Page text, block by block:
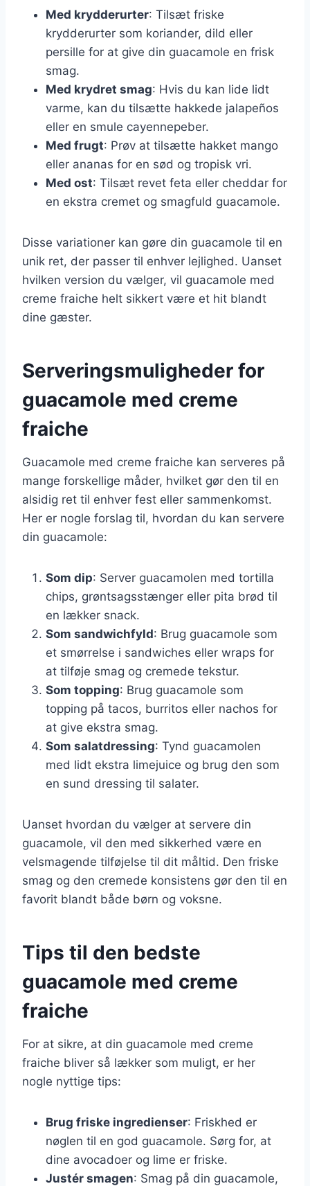
Med krydderurter: Tilsæt friske
krydderurter som koriander, dild eller
persille for at give din guacamole en frisk
smag.
Med krydret smag: Hvis du kan lide lidt
varme, kan du tilsætte hakkede jalapeños
eller en smule cayennepeber.
Med frugt: Prøv at tilsætte hakket mango
eller ananas for en sød og tropisk vri.
Med ost: Tilsæt revet feta eller cheddar for
en ekstra cremet og smagfuld guacamole.
Disse variationer kan gøre din guacamole til en
unik ret, der passer til enhver lejlighed. Uanset
hvilken version du vælger, vil guacamole med
creme fraiche helt sikkert være et hit blandt
dine gæster.
Serveringsmuligheder for
guacamole med creme
fraiche
Guacamole med creme fraiche kan serveres på
mange forskellige måder, hvilket gør den til en
alsidig ret til enhver fest eller sammenkomst.
Her er nogle forslag til, hvordan du kan servere
din guacamole:
Som dip: Server guacamolen med tortilla
chips, grøntsagsstænger eller pita brød til
en lækker snack.
Som sandwichfyld: Brug guacamole som
et smørrelse i sandwiches eller wraps for
at tilføje smag og cremede tekstur.
Som topping: Brug guacamole som
topping på tacos, burritos eller nachos for
at give ekstra smag.
Som salatdressing: Tynd guacamolen
med lidt ekstra limejuice og brug den som
en sund dressing til salater.
Uanset hvordan du vælger at servere din
guacamole, vil den med sikkerhed være en
velsmagende tilføjelse til dit måltid. Den friske
smag og den cremede konsistens gør den til en
favorit blandt både børn og voksne.
Tips til den bedste
guacamole med creme
fraiche
For at sikre, at din guacamole med creme
fraiche bliver så lækker som muligt, er her
nogle nyttige tips:
Brug friske ingredienser: Friskhed er
nøglen til en god guacamole. Sørg for, at
dine avocadoer og lime er friske.
Justér smagen: Smag på din guacamole,